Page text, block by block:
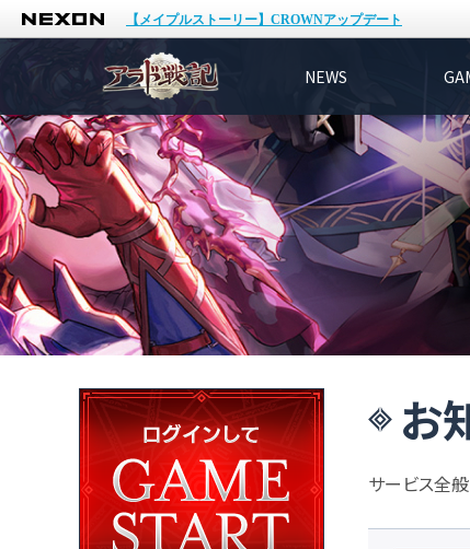
NEXON
【メイプルストーリー】CROWNアップデート
NEWS
お
サービス全